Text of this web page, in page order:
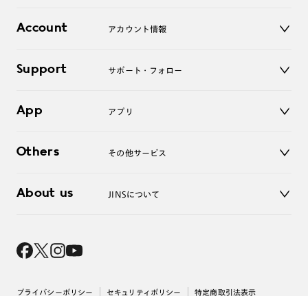
コンタクトレンズ
アクセサリー
オンラインショップ
Account アカウント情報
ログアウト
Support サポート・フォロー
よくあるご質問
お問い合わせ
App アプリ
Others その他サービス
レンズ交換
About us JINSについて
採用情報
出店について
プライバシーポリシー セキュリティポリシー 特定商取引法表示